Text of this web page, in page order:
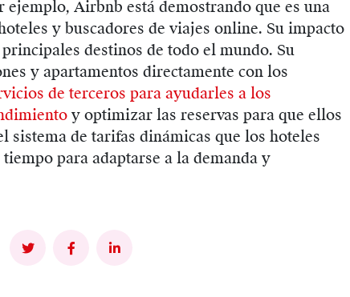
Airbnb está demostrando que es una
y buscadores de viajes online. Su impacto
destinos de todo el mundo. Su
y apartamentos directamente con los
de terceros para ayudarles a los
y optimizar las reservas para que ellos
sistema de tarifas dinámicas que los hoteles
para adaptarse a la demanda y